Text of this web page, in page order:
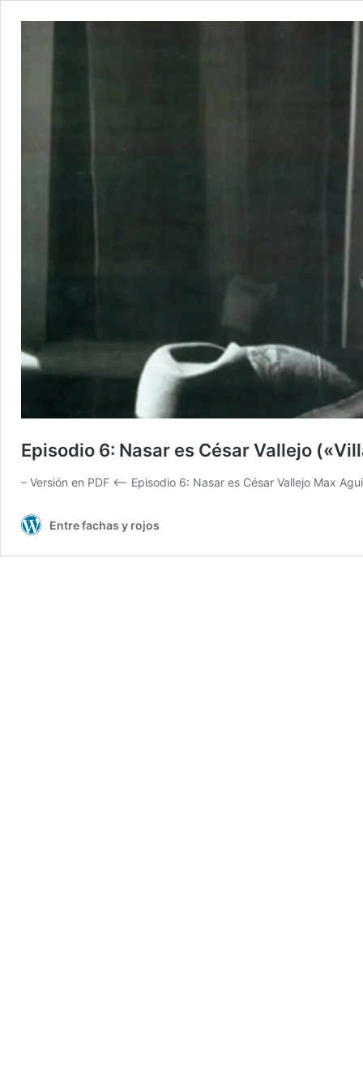
Episodio 6: Nasar es César Vallejo
– Versión en PDF <– Episodio 6: Nasar es César Vallejo Max
Entre fachas y rojos